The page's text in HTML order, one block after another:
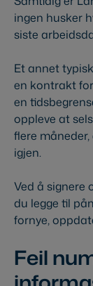
ingen husker
siste
Et annet
en kontrakt
en
oppleve at
flere
igjen.
Ved å signere
du legge til
fornye,
Feil